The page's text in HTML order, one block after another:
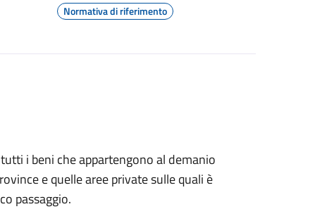
Normativa di riferimento
i beni che appartengono al demanio
e quelle aree private sulle quali è
passaggio.